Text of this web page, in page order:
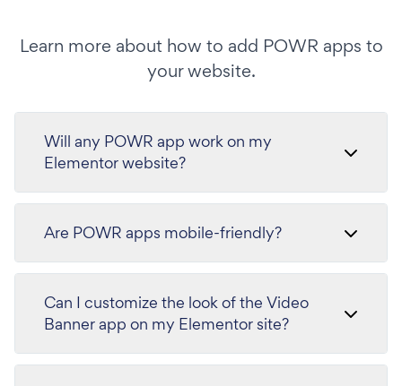
Learn more about how to add POWR apps to
your website.
Will any POWR app work on my
Elementor website?
Are POWR apps mobile-friendly?
Can I customize the look of the Video
Banner app on my Elementor site?